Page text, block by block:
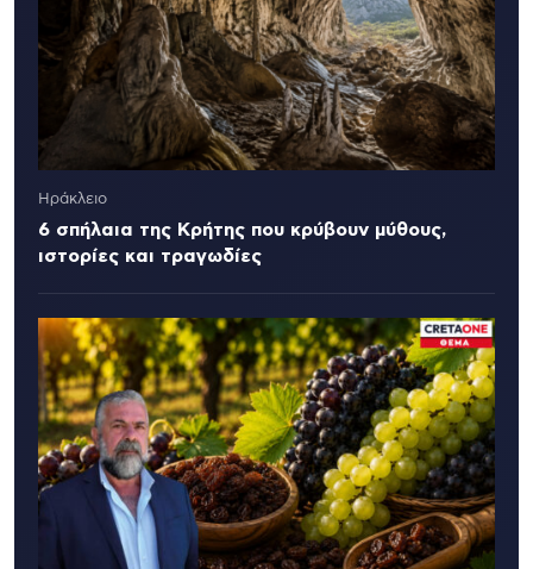
Ηράκλειο
6 σπήλαια της Κρήτης που κρύβουν μύθους,
ιστορίες και τραγωδίες